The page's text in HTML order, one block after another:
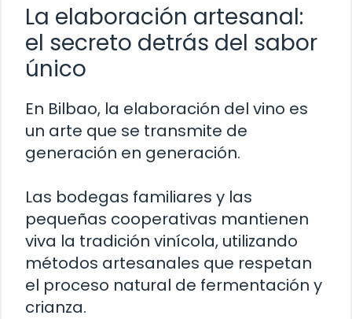
La elaboración artesanal:
el secreto detrás del sabor
único
En Bilbao, la elaboración del vino es
un arte que se transmite de
generación en generación.
Las bodegas familiares y las
pequeñas cooperativas mantienen
viva la tradición vinícola, utilizando
métodos artesanales que respetan
el proceso natural de fermentación y
crianza.